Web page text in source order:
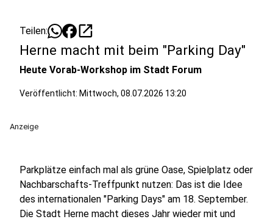
Teilen: open_in_new
Herne macht mit beim "Parking Day"
Heute Vorab-Workshop im Stadt Forum
Veröffentlicht: Mittwoch, 08.07.2026 13:20
Anzeige
Parkplätze einfach mal als grüne Oase, Spielplatz oder
Nachbarschafts-Treffpunkt nutzen: Das ist die Idee
des internationalen "Parking Days" am 18. September.
Die Stadt Herne macht dieses Jahr wieder mit und